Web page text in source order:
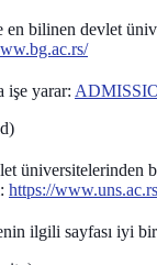
en bilinen devlet
işe yarar:
https://
ilgili sayfası iyi